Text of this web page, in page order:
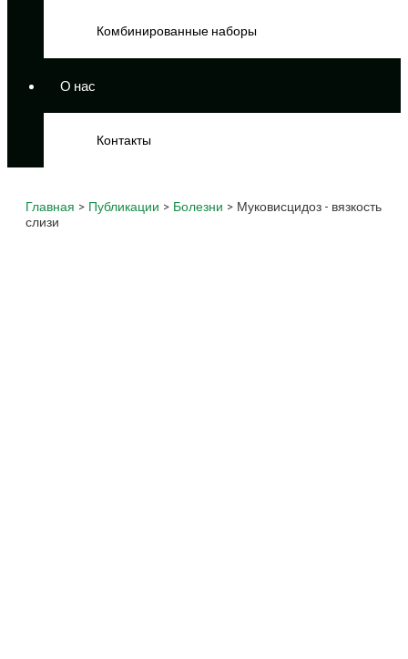
Комбинированные наборы
О нас
Контакты
Главная > Публикации > Болезни > Муковисцидоз - вязкость
слизи